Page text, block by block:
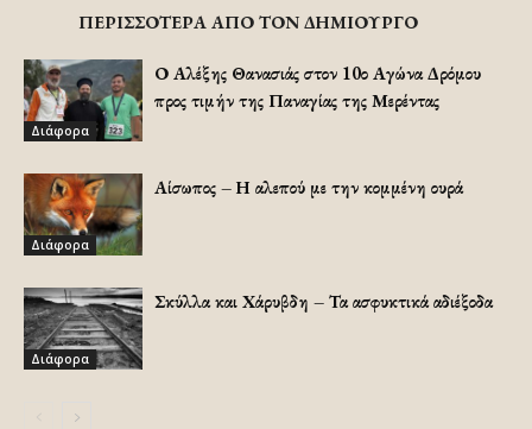
ΠΕΡΙΣΣΟΤΕΡΑ ΑΠΟ ΤΟΝ ΔΗΜΙΟΥΡΓΟ
Διάφορα
Ο Αλέξης Θανασιάς στον 10ο Αγώνα Δρόμου
προς τιμήν της Παναγίας της Μερέντας
Διάφορα
Αίσωπος – Η αλεπού με την κομμένη ουρά
Διάφορα
Σκύλλα και Χάρυβδη – Τα ασφυκτικά αδιέξοδα